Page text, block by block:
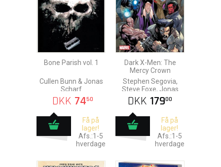
Bone Parish vol. 1
Cullen Bunn & Jonas
Scharf
DKK 7450
Få på
lager!
Afs.:1-5
hverdage
Dark X-Men: The
Mercy Crown
Stephen Segovia,
Steve Foxe, Jonas
Scharf, Nelson Daniel
& Rose Kampe
DKK 17900
Få på
lager!
Afs.:1-5
hverdage